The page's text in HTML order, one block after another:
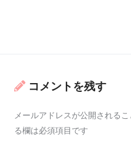
コメントを残す
メールアドレスが公開されるこ
る欄は必須項目です